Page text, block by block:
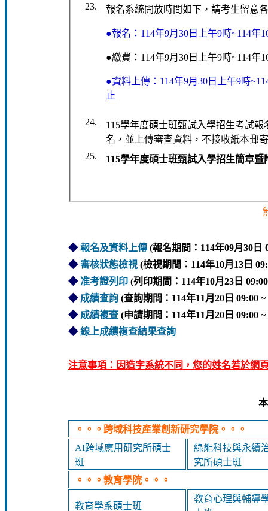
23.
報名系統開放時間如下，請考生留意
●報名：114年9月30日上午9時~114年
●繳費：114年9月30日上午9時~114年
●資料上傳：114年9月30日上午9時
止
24.
115學年度碩士班甄試入學招生考試報
名，並上傳審查資料，不接收紙本郵
25.
115學年度碩士班甄試入學招生簡章暨
◆ 報名及資料上傳 (報名期間：114年09月30日
◆ 審核狀態檢視 (檢視期間：114年10月13日
◆ 准考證列印 (列印期間：114年10月23日
◆ 成績查詢 (查詢期間：114年11月20日 09:00
◆ 成績複查 (申請期間：114年11月20日 09:00
◆ 線上成績複查結果查詢
注意事項：因造字系統不同，您的姓名若於網
。。。跨域科技產業創新研究學院。。。
AI跨域應用研究所碩士
班
綠能科技與永續
究所碩士班
。。。教育學院。。。
教育學系碩士班
教育心理與輔導